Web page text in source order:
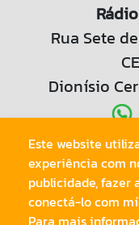
Rua Sete
Dionísio
Este website
experiência com
publicidade, fazer
conectá-lo com
Para mais